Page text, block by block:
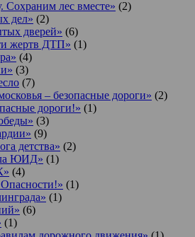
Сохраним лес вместе» (2)
дел» (2)
дверей» (6)
жертв ДТП» (1)
(4)
(3)
(7)
– безопасные дороги» (2)
дороги!» (1)
(3)
(9)
детства» (2)
ЮИД» (1)
(4)
(1)
(1)
(6)
(1)